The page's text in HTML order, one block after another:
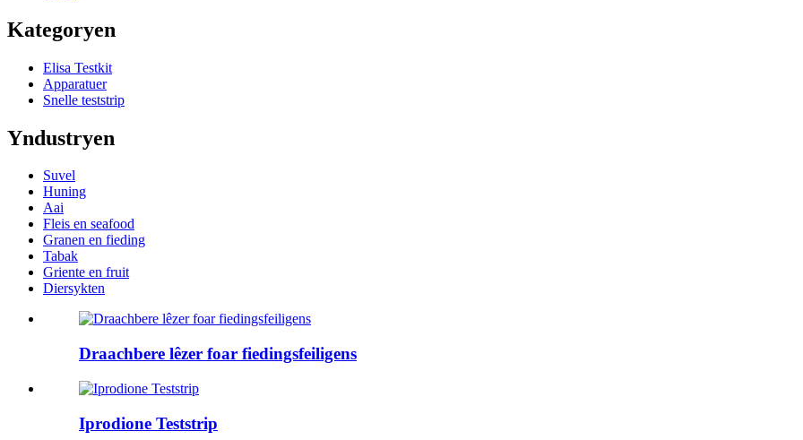
Kategoryen
Elisa Testkit
Apparatuer
Snelle teststrip
Yndustryen
Suvel
Huning
Aai
Fleis en seafood
Granen en fieding
Tabak
Griente en fruit
Diersykten
Draachbere lêzer foar fiedingsfeiligens
Iprodione Teststrip